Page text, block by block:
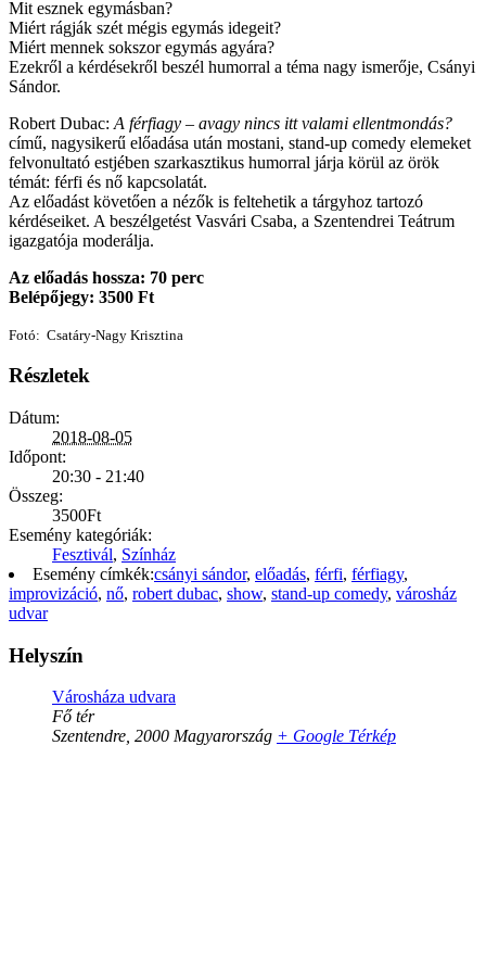
Mit esznek egymásban?
Miért rágják szét mégis egymás idegeit?
Miért mennek sokszor egymás agyára?
Ezekről a kérdésekről beszél humorral a téma nagy ismerője, Csányi
Sándor.
Robert Dubac: A férfiagy – avagy nincs itt valami ellentmondás?
című, nagysikerű előadása után mos­tani, stand-up comedy elemeket
felvonultató estjében szarkasztikus humorral járja körül az örök
témát: férfi és nő kapcsolatát.
Az előadást követően a nézők is feltehetik a tárgyhoz tartozó
kérdéseiket. A beszélgetést Vasvári Csaba, a Szentendrei Teátrum
igazgatója moderálja.
Az előadás hossza: 70 perc
Belépőjegy: 3500 Ft
Fotó: Csatáry-Nagy Krisztina
Részletek
Dátum:
2018-08-05
Időpont:
20:30 - 21:40
Összeg:
3500Ft
Esemény kategóriák:
Fesztivál, Színház
Esemény címkék:csányi sándor, előadás, férfi, férfiagy,
improvizáció, nő, robert dubac, show, stand-up comedy, városház
udvar
Helyszín
Városháza udvara
Fő tér
Szentendre, 2000 Magyarország + Google Térkép